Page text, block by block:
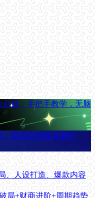
做，手把手教学，无脑
，回流自动激活插件
、人设打造、爆款内容
局+财商进阶+周期趋势